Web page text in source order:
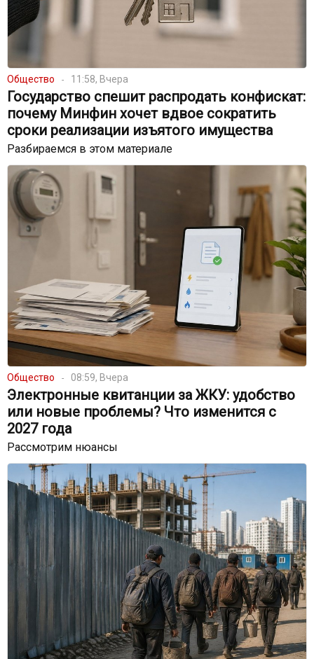
Общество 11:58, Вчера
Государство спешит распродать конфискат:
почему Минфин хочет вдвое сократить
сроки реализации изъятого имущества
Разбираемся в этом материале
Общество 08:59, Вчера
Электронные квитанции за ЖКУ: удобство
или новые проблемы? Что изменится с
2027 года
Рассмотрим нюансы